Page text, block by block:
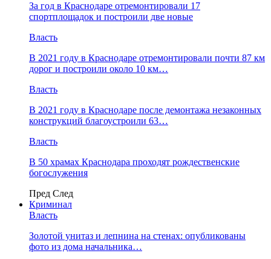
За год в Краснодаре отремонтировали 17
спортплощадок и построили две новые
Власть
В 2021 году в Краснодаре отремонтировали почти 87 км
дорог и построили около 10 км…
Власть
В 2021 году в Краснодаре после демонтажа незаконных
конструкций благоустроили 63…
Власть
В 50 храмах Краснодара проходят рождественские
богослужения
Пред След
Криминал
Власть
​Золотой унитаз и лепнина на стенах: опубликованы
фото из дома начальника…